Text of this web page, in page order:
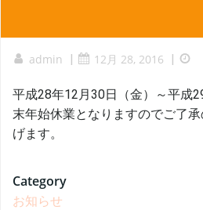
admin | 12月 28, 2016 |
平成28年12月30日（金）～平成
末年始休業となりますのでご了
げます。
Category
お知らせ